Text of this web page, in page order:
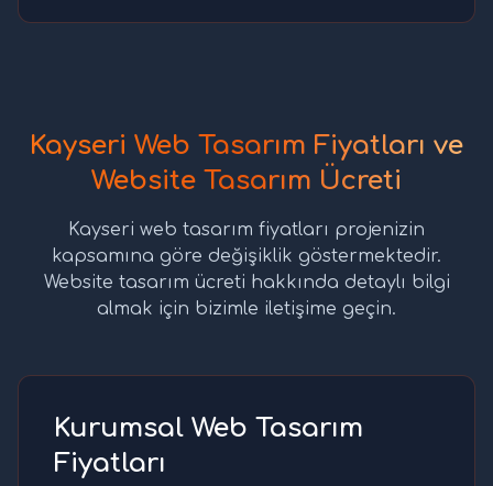
Kayseri Web Tasarım Fiyatları ve
Website Tasarım Ücreti
Kayseri web tasarım fiyatları projenizin
kapsamına göre değişiklik göstermektedir.
Website tasarım ücreti hakkında detaylı bilgi
almak için bizimle iletişime geçin.
Kurumsal Web Tasarım
Fiyatları